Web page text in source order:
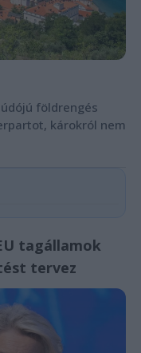
földrengés
károkról nem
tagállamok
tervez